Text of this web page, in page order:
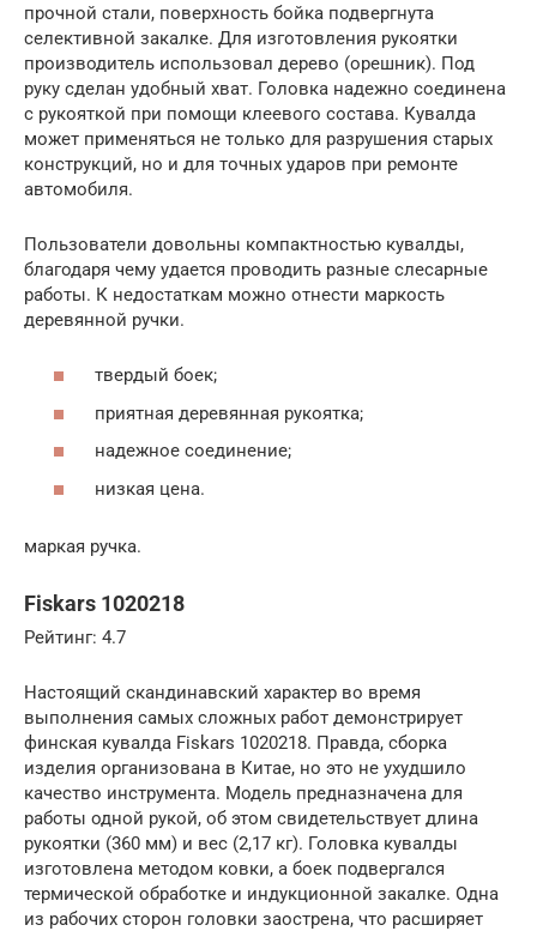
прочной стали, поверхность бойка подвергнута
селективной закалке. Для изготовления рукоятки
производитель использовал дерево (орешник). Под
руку сделан удобный хват. Головка надежно соединена
с рукояткой при помощи клеевого состава. Кувалда
может применяться не только для разрушения старых
конструкций, но и для точных ударов при ремонте
автомобиля.
Пользователи довольны компактностью кувалды,
благодаря чему удается проводить разные слесарные
работы. К недостаткам можно отнести маркость
деревянной ручки.
твердый боек;
приятная деревянная рукоятка;
надежное соединение;
низкая цена.
маркая ручка.
Fiskars 1020218
Рейтинг: 4.7
Настоящий скандинавский характер во время
выполнения самых сложных работ демонстрирует
финская кувалда Fiskars 1020218. Правда, сборка
изделия организована в Китае, но это не ухудшило
качество инструмента. Модель предназначена для
работы одной рукой, об этом свидетельствует длина
рукоятки (360 мм) и вес (2,17 кг). Головка кувалды
изготовлена методом ковки, а боек подвергался
термической обработке и индукционной закалке. Одна
из рабочих сторон головки заострена, что расширяет